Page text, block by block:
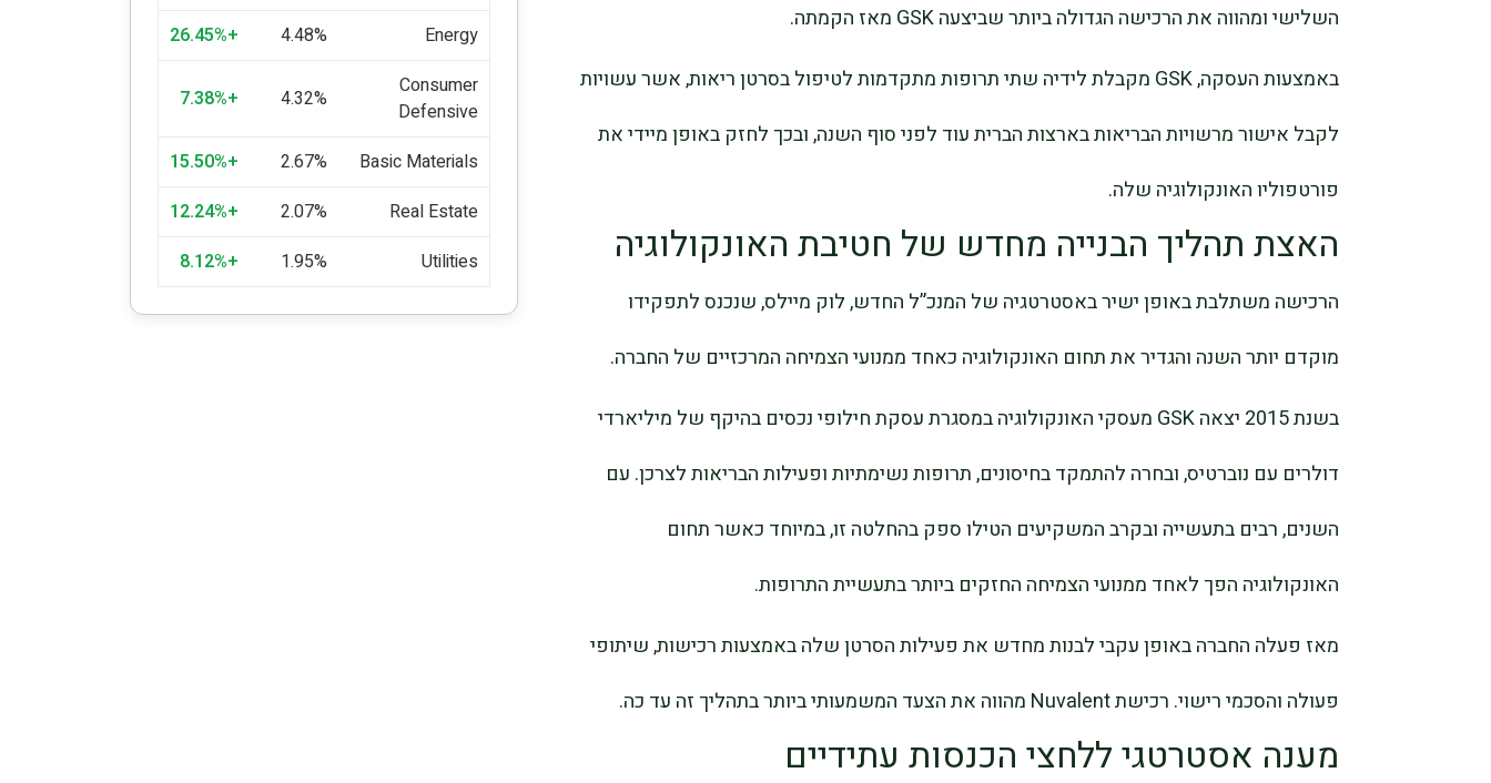
השלישי ומהווה את הרכישה הגדולה ביותר שביצעה GSK מאז הקמתה.
באמצעות העסקה, GSK מקבלת לידיה שתי תרופות מתקדמות לטיפול בסרטן ריאות, אשר עשויות
לקבל אישור מרשויות הבריאות בארצות הברית עוד לפני סוף השנה, ובכך לחזק באופן מיידי את
פורטפוליו האונקולוגיה שלה.
האצת תהליך הבנייה מחדש של חטיבת האונקולוגיה
הרכישה משתלבת באופן ישיר באסטרטגיה של המנכ”ל החדש, לוק מיילס, שנכנס לתפקידו
מוקדם יותר השנה והגדיר את תחום האונקולוגיה כאחד ממנועי הצמיחה המרכזיים של החברה.
בשנת 2015 יצאה GSK מעסקי האונקולוגיה במסגרת עסקת חילופי נכסים בהיקף של מיליארדי
דולרים עם נוברטיס, ובחרה להתמקד בחיסונים, תרופות נשימתיות ופעילות הבריאות לצרכן. עם
השנים, רבים בתעשייה ובקרב המשקיעים הטילו ספק בהחלטה זו, במיוחד כאשר תחום
האונקולוגיה הפך לאחד ממנועי הצמיחה החזקים ביותר בתעשיית התרופות.
מאז פעלה החברה באופן עקבי לבנות מחדש את פעילות הסרטן שלה באמצעות רכישות, שיתופי
פעולה והסכמי רישוי. רכישת Nuvalent מהווה את הצעד המשמעותי ביותר בתהליך זה עד כה.
מענה אסטרטגי ללחצי הכנסות עתידיים
Energy
4.48%
+26.45%
Consumer
Defensive
4.32%
+7.38%
Basic Materials
2.67%
+15.50%
Real Estate
2.07%
+12.24%
Utilities
1.95%
+8.12%